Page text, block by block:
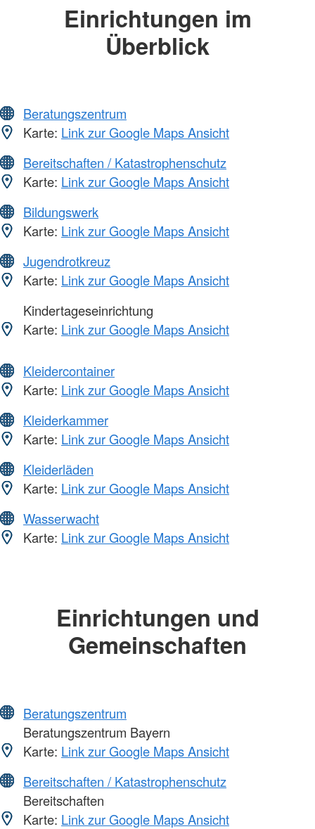
Einrichtungen im
Überblick
Beratungszentrum
Karte: Link zur Google Maps Ansicht
Bereitschaften / Katastrophenschutz
Karte: Link zur Google Maps Ansicht
Bildungswerk
Karte: Link zur Google Maps Ansicht
Jugendrotkreuz
Karte: Link zur Google Maps Ansicht
Kindertageseinrichtung
Karte: Link zur Google Maps Ansicht
Kleidercontainer
Karte: Link zur Google Maps Ansicht
Kleiderkammer
Karte: Link zur Google Maps Ansicht
Kleiderläden
Karte: Link zur Google Maps Ansicht
Wasserwacht
Karte: Link zur Google Maps Ansicht
Einrichtungen und
Gemeinschaften
Beratungszentrum
Beratungszentrum Bayern
Karte: Link zur Google Maps Ansicht
Bereitschaften / Katastrophenschutz
Bereitschaften
Karte: Link zur Google Maps Ansicht